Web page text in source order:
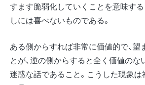
すます脆弱化していくことを意味する
しには喜べないものである。
ある側からすれば非常に価値的で、望
とが、逆の側からすると全く価値のな
迷惑な話であること。こうした現象